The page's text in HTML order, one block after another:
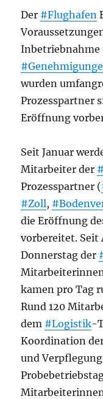
Der #Flughafen
Inbetriebnahme
wurden
Prozesspartner
Eröffnung
Seit Januar
Mitarbeiter der
Prozesspartner (
#Zoll,
die Eröffnung
vorbereitet. Seit
Donnerstag der
kamen pro Tag
Rund 120
dem #Logistik-
Koordination
und